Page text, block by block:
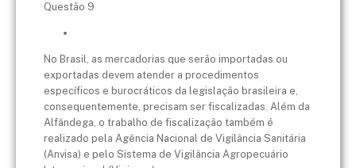
Questão 9
No Brasil, as mercadorias que serão importadas ou
exportadas devem atender a procedimentos
específicos e burocráticos da legislação brasileira e,
consequentemente, precisam ser fiscalizadas. Além da
Alfândega, o trabalho de fiscalização também é
realizado pela Agência Nacional de Vigilância Sanitária
(Anvisa) e pelo Sistema de Vigilância Agropecuário